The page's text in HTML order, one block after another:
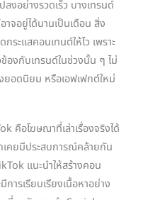
งอย่างรวดเร็ว บางเทรนด์
จอยู่ได้นานเป็นเดือน สิ่ง
ะแสคอนเทนต์ให้ไว เพราะ
องกับเทรนด์ในช่วงนั้น ๆ ไม่
ยอดนิยม หรือเอฟเฟกต์ใหม่
คือโฆษณาที่เล่าเรื่องจริงได้
คยมีประสบการณ์คล้ายกัน
แนะนำให้สร้างคอน
ารเรียบเรียงเนื้อหาอย่าง